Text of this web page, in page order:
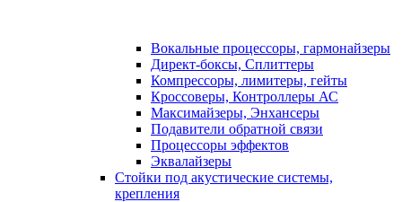
Вокальные процессоры, гармонайзеры
Директ-боксы, Сплиттеры
Компрессоры, лимитеры, гейты
Кроссоверы, Контроллеры АС
Максимайзеры, Энхансеры
Подавители обратной связи
Процессоры эффектов
Эквалайзеры
Стойки под акустические системы,
крепления